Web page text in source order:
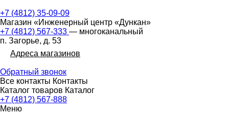
+7 (4812) 35-09-09
Магазин «Инженерный центр «Дункан»
+7 (4812) 567-333 — многоканальный
п. Загорье, д. 53
Адреса магазинов
Обратный звонок
Все контакты Контакты
Каталог товаров Каталог
+7 (4812) 567-888
Меню